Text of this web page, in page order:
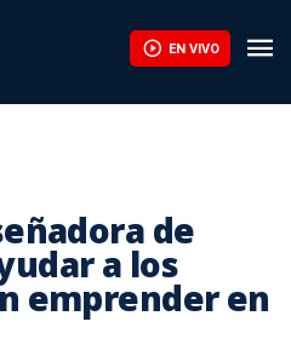
EN VIVO
de
a los
emprender en